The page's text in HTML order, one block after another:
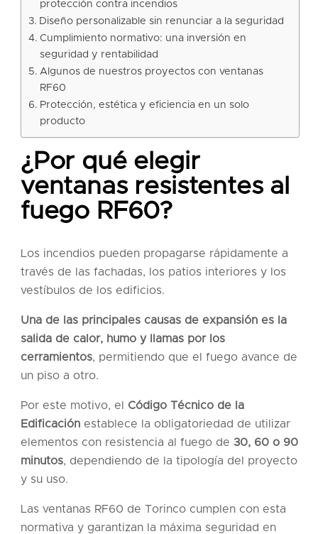
protección contra incendios
Diseño personalizable sin renunciar a la seguridad
Cumplimiento normativo: una inversión en
seguridad y rentabilidad
Algunos de nuestros proyectos con ventanas
RF60
Protección, estética y eficiencia en un solo
producto
¿Por qué elegir
ventanas resistentes al
fuego RF60?
Los incendios pueden propagarse rápidamente a
través de las fachadas, los patios interiores y los
vestíbulos de los edificios.
Una de las principales causas de expansión es la
salida de calor, humo y llamas por los
cerramientos, permitiendo que el fuego avance de
un piso a otro.
Por este motivo, el Código Técnico de la
Edificación establece la obligatoriedad de utilizar
elementos con resistencia al fuego de 30, 60 o 90
minutos, dependiendo de la tipología del proyecto
y su uso.
Las ventanas RF60 de Torinco cumplen con esta
normativa y garantizan la máxima seguridad en